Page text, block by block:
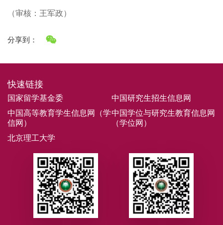
（审核：王军政）
分享到：
快速链接
国家留学基金委
中国研究生招生信息网
中国高等教育学生信息网（学
信网）
中国学位与研究生教育信息网
（学位网）
北京理工大学